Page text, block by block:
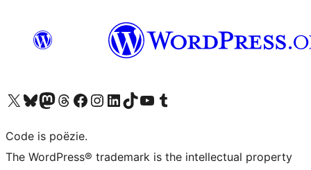
Bezoek ons X (voorheen Twitter) account
Bezoek ons Bluesky account
Bezoek ons Mastodon account
Bezoek ons Threads account
Onze Facebook pagina bezoeken
Bezoek ons Instagram account
Bezoek ons LinkedIn account
Bezoek ons TikTok account
Bezoek ons YouTube kanaalBezoek ons Tumblr account
Code is poëzie.
The WordPress® trademark is the intellectual property